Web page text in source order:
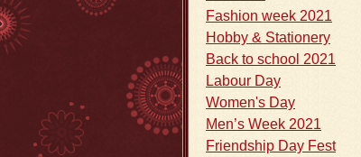
Fashion week 2021
Hobby & Stationery
Back to school 2021
Labour Day
Women's Day
Men’s Week 2021
Friendship Day Fest